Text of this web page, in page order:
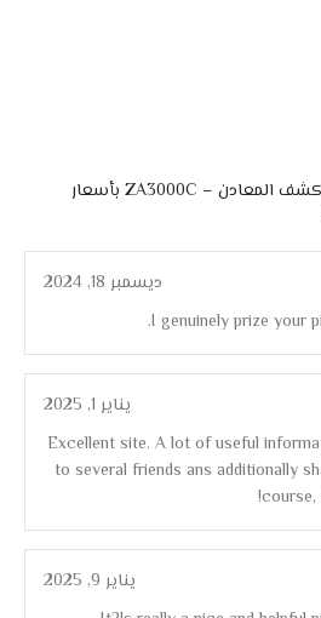
تأجير وبيع بوابة كشف المعادن – ZA3000C بأسعار
ديسمبر 18, 2024
I genuinely prize your
يناير 1, 2025
Excellent site. A lot of useful
to several friends ans additionally
يناير 9, 2025